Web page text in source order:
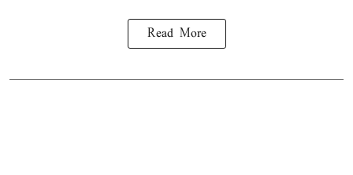
Read More